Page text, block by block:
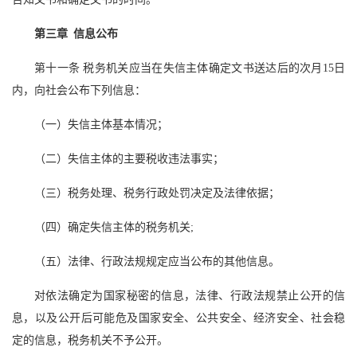
第三章 信息公布
第十一条 税务机关应当在失信主体确定文书送达后的次月15日
内，向社会公布下列信息：
（一）失信主体基本情况；
（二）失信主体的主要税收违法事实；
（三）税务处理、税务行政处罚决定及法律依据；
（四）确定失信主体的税务机关;
（五）法律、行政法规规定应当公布的其他信息。
对依法确定为国家秘密的信息，法律、行政法规禁止公开的信
息，以及公开后可能危及国家安全、公共安全、经济安全、社会稳
定的信息，税务机关不予公开。